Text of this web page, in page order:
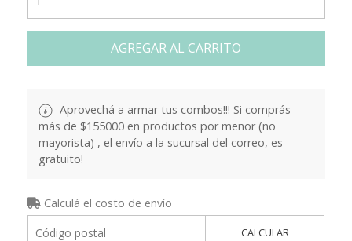
AGREGAR AL CARRITO
Aprovechá a armar tus combos!!! Si comprás
más de $155000 en productos por menor (no
mayorista) , el envío a la sucursal del correo, es
gratuito!
Calculá el costo de envío
CALCULAR